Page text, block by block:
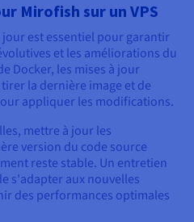
Mirofish sur un VPS
est essentiel pour garantir
et les améliorations du
Docker, les mises à jour
la dernière image et de
appliquer les modifications.
mettre à jour les
version du code source
reste stable. Un entretien
s'adapter aux nouvelles
des performances optimales